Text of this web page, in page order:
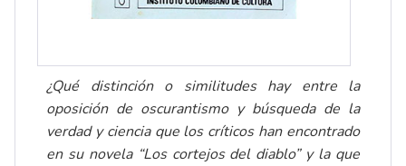
¿Qué distinción o similitudes hay entre la
oposición de oscurantismo y búsqueda de la
verdad y ciencia que los críticos han encontrado
en su novela “Los cortejos del diablo” y la que